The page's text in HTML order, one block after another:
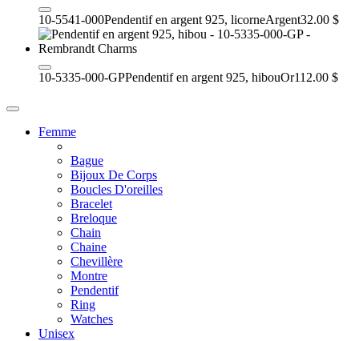
10-5541-000Pendentif en argent 925, licorneArgent32.00 $
10-5335-000-GPPendentif en argent 925, hibouOr112.00 $
Femme
Bague
Bijoux De Corps
Boucles D'oreilles
Bracelet
Breloque
Chain
Chaine
Chevillère
Montre
Pendentif
Ring
Watches
Unisex